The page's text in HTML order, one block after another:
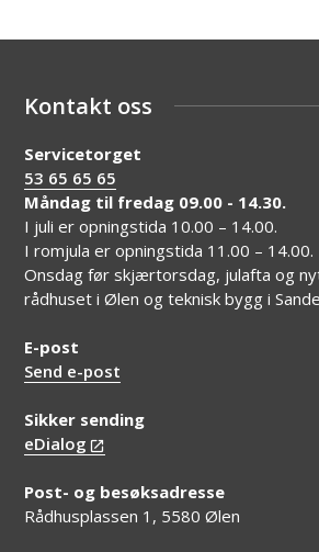
Kontakt oss
Servicetorget
53 65 65 65
Måndag til fredag 09.00 - 14.30.
I juli er opningstida 10.00 – 14.00.
I romjula er opningstida 11.00 – 14.00.
Onsdag før skjærtorsdag, julafta og
rådhuset i Ølen og teknisk bygg i
E-post
Send e-post
Sikker sending
eDialog
Post- og besøksadresse
Rådhusplassen 1, 5580 Ølen